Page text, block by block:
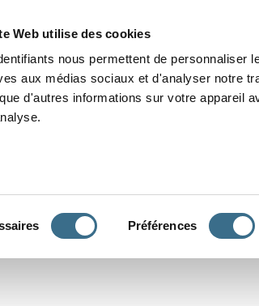
Web utilise des cookies
nous permettent de personnaliser
aux médias sociaux et d'analyser notre
d'autres informations sur votre appareil
Préférences